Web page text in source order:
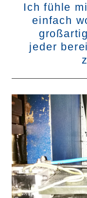
Ich fühle
einfach
jeder